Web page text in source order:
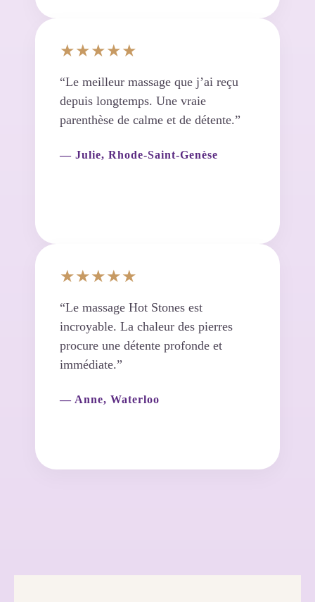
★★★★★
“Le meilleur massage que j’ai reçu
depuis longtemps. Une vraie
parenthèse de calme et de détente.”
— Julie, Rhode-Saint-Genèse
★★★★★
“Le massage Hot Stones est
incroyable. La chaleur des pierres
procure une détente profonde et
immédiate.”
— Anne, Waterloo